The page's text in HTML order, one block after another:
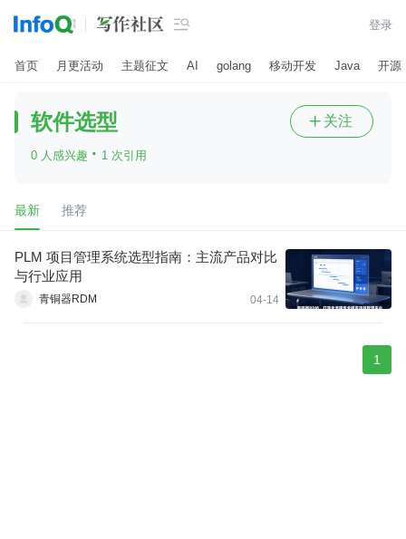
 登录
首页 月更活动 主题征文 AI golang 移动开发 Java 开源
软件选型
0 人感兴趣 · 1 次引用
 关注
最新 推荐
PLM 项目管理系统选型指南：主流产品对比
与行业应用
青铜器RDM 04-14
1